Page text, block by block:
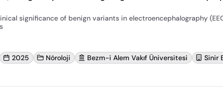
significance of benign variants in electroencephalography
2025 Nöroloji Bezm-i Alem Vakıf Üniversitesi
Sinir